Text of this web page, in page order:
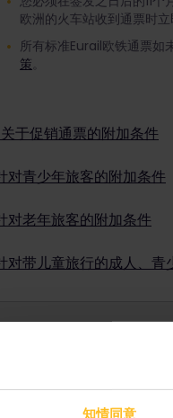
知情同意
欧洲的火车站收到通票时立
所有标准Eurail欧铁通票如
策
于促销通票的附加条件
Eurail欧铁促销通票可能不
改签，请查看支付确认。
对青少年旅客的附加条件
要使用有折扣优惠的青少
童）。
对老年旅客的附加条件
要使用有折扣优惠的老年
对带儿童旅行的成人、
票
欧洲多个国家？全境通票可带